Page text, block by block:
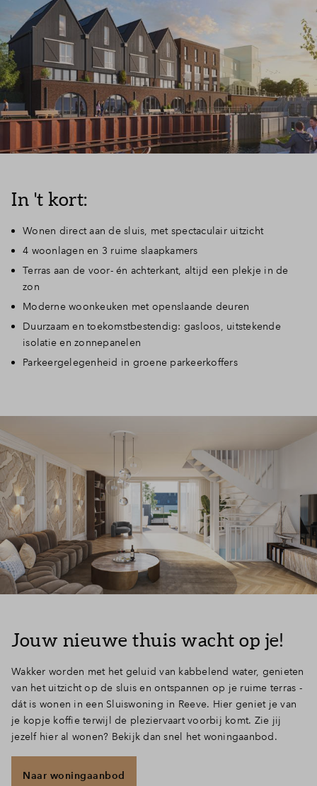
Inloggen
In 't kort:
Wonen direct aan de sluis, met spectaculair uitzicht
4 woonlagen en 3 ruime slaapkamers
Terras aan de voor- én achterkant, altijd een plekje in de
zon
Moderne woonkeuken met openslaande deuren
Duurzaam en toekomstbestendig: gasloos, uitstekende
isolatie en zonnepanelen
Parkeergelegenheid in groene parkeerkoffers
Jouw nieuwe thuis wacht op je!
Wakker worden met het geluid van kabbelend water, genieten
van het uitzicht op de sluis en ontspannen op je ruime terras -
dát is wonen in een Sluiswoning in Reeve. Hier geniet je van
je kopje koffie terwijl de pleziervaart voorbij komt. Zie jij
jezelf hier al wonen? Bekijk dan snel het woningaanbod.
Naar woningaanbod